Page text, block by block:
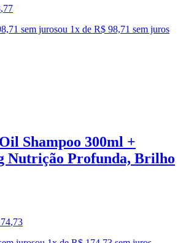
,77
sem jurosou 1x de R$ 98,71 sem juros
Shampoo 300ml +
Nutrição Profunda, Brilho
,73